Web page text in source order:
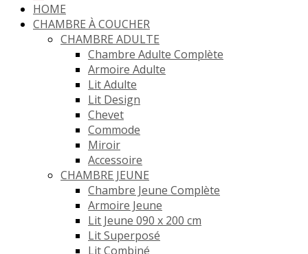
HOME
CHAMBRE À COUCHER
CHAMBRE ADULTE
Chambre Adulte Complète
Armoire Adulte
Lit Adulte
Lit Design
Chevet
Commode
Miroir
Accessoire
CHAMBRE JEUNE
Chambre Jeune Complète
Armoire Jeune
Lit Jeune 090 x 200 cm
Lit Superposé
Lit Combiné